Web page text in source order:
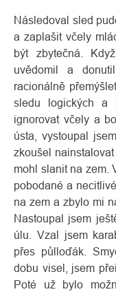
Následoval sled
a zaplašit včely
být zbytečná.
uvědomil a
racionálně
sledu logických a
ignorovat včely a
ústa, vystoupal
zkoušel
mohl slanit na zem.
pobodané a
na zem a zbylo mi
Nastoupal jsem
úlu. Vzal jsem
přes půlloďák.
dobu visel, jsem
Poté už bylo